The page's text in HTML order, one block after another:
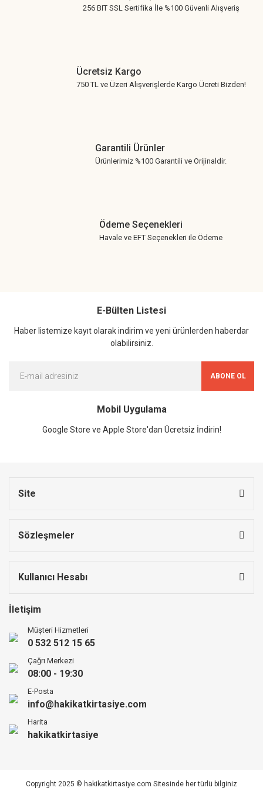
256 BIT SSL Sertifika İle %100 Güvenli Alışveriş
Ücretsiz Kargo
750 TL ve Üzeri Alışverişlerde Kargo Ücreti Bizden!
Garantili Ürünler
Ürünlerimiz %100 Garantili ve Orijinaldir.
Ödeme Seçenekleri
Havale ve EFT Seçenekleri ile Ödeme
E-Bülten Listesi
Haber listemize kayıt olarak indirim ve yeni ürünlerden haberdar
olabilirsiniz.
ABONE OL
Mobil Uygulama
Google Store ve Apple Store'dan Ücretsiz İndirin!
Site
Sözleşmeler
Kullanıcı Hesabı
İletişim
Müşteri Hizmetleri
0 532 512 15 65
Çağrı Merkezi
08:00 - 19:30
E-Posta
info@hakikatkirtasiye.com
Harita
hakikatkirtasiye
Copyright 2025 © hakikatkirtasiye.com Sitesinde her türlü bilginiz